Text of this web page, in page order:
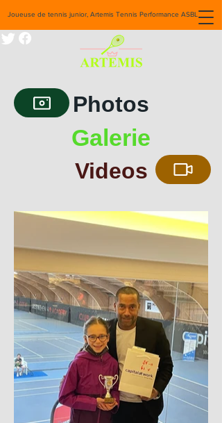
Joueuse de tennis junior, Artemis Tennis Performance ASBL
Photos
Galerie
Videos